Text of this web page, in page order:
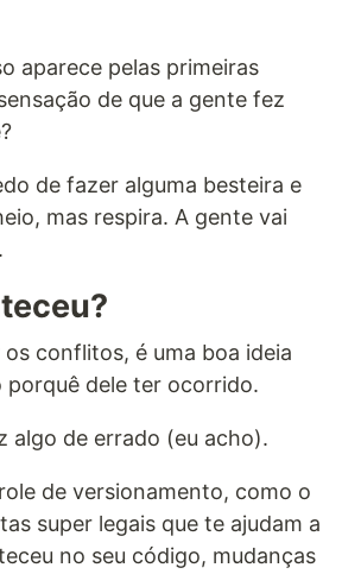
aparece pelas primeiras
de que a gente fez
de fazer alguma besteira e
mas respira. A gente vai
conflitos, é uma boa ideia
dele ter ocorrido.
algo de errado (eu acho).
de versionamento, como o
super legais que te ajudam a
no seu código, mudanças